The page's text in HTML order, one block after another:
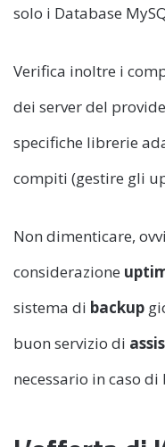
solo i Database
Verifica inoltre i
dei server del
specifiche librerie
compiti (gestire gli
Non dimenticare,
considerazione
sistema di backup
buon servizio di
necessario in caso di